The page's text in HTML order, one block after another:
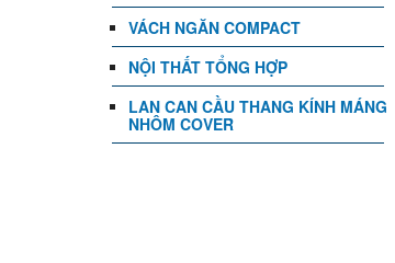
VÁCH NGĂN COMPACT
NỘI THẤT TỔNG HỢP
LAN CAN CẦU THANG KÍNH MÁNG
NHÔM COVER